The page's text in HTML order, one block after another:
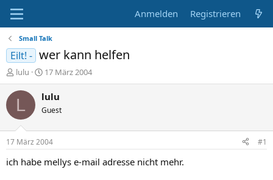
Anmelden Registrieren
Small Talk
Eilt! - wer kann helfen
E
r
s
e
r
lulu
E
r
s
e
l
t
a
17 März 2004
L lulu
Guest
17 März 2004 #1
ich habe mellys e-mail adresse nicht mehr.